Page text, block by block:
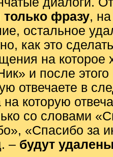
только фразу,
остальное
как это
на которое
и после этого
отвечаете в
на которую
со словами
«Спасибо за
– будут